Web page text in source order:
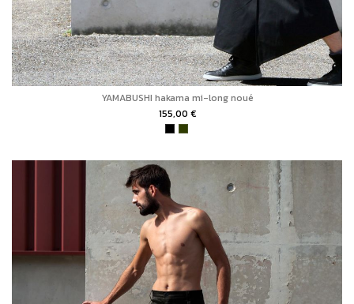
YAMABUSHI hakama mi-long noué
155,00 €